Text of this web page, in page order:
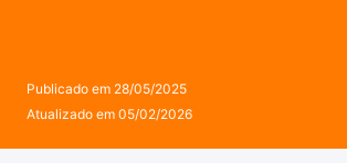
Publicado em 28/05/2025
Atualizado em 05/02/2026